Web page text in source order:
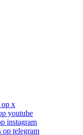
op x
youtube
instagram
op telegram